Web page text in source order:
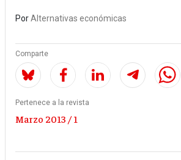
PorAlternativas económicas
Comparte
Pertenece a la revista
Marzo 2013 / 1